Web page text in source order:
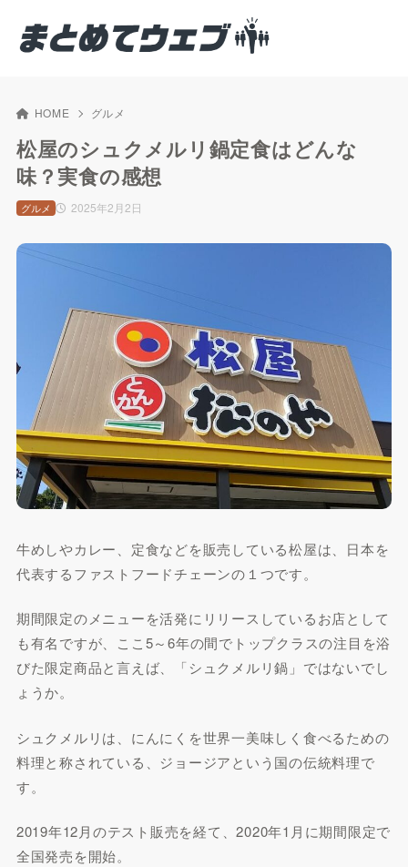
HOME グルメ
松屋のシュクメルリ鍋定食はどんな
味？実食の感想
2025年2月2日
グルメ
牛めしやカレー、定食などを販売している松屋は、日本を
代表するファストフードチェーンの１つです。
期間限定のメニューを活発にリリースしているお店として
も有名ですが、ここ5～6年の間でトップクラスの注目を浴
びた限定商品と言えば、「シュクメルリ鍋」ではないでし
ょうか。
シュクメルリは、にんにくを世界一美味しく食べるための
料理と称されている、ジョージアという国の伝統料理で
す。
2019年12月のテスト販売を経て、2020年1月に期間限定で
全国発売を開始。